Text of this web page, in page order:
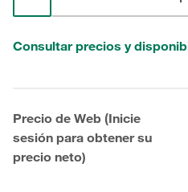
Consultar precios y
Precio de Web (Inicie
sesión para obtener su
precio neto)